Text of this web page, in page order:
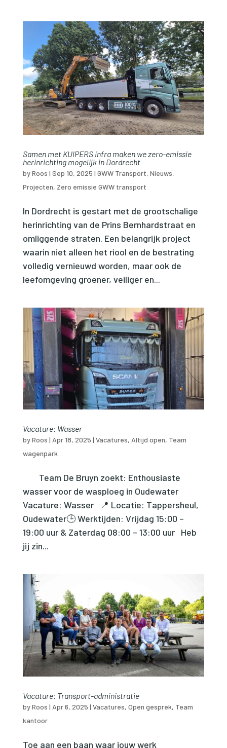
Samen met KUIPERS infra maken we zero-emissie
herinrichting mogelijk in Dordrecht
byRoos | Sep 10, 2025 | GWW Transport, Nieuws,
Projecten, Zero emissie GWW transport
In Dordrecht is gestart met de grootschalige
herinrichting van de Prins Bernhardstraat en
omliggende straten. Een belangrijk project
waarin niet alleen het riool en de bestrating
volledig vernieuwd worden, maar ook de
leefomgeving groener, veiliger en...
Vacature: Wasser
byRoos | Apr 18, 2025 | Vacatures, Altijd open, Team
wagenpark
Team De Bruyn zoekt: Enthousiaste
wasser voor de wasploeg in Oudewater
Vacature: Wasser 📍 Locatie: Tappersheul,
Oudewater🕒 Werktijden: Vrijdag 15:00 –
19:00 uur & Zaterdag 08:00 – 13:00 uur Heb
jij zin...
Vacature: Transport-administratie
byRoos | Apr 6, 2025 | Vacatures, Open gesprek, Team
kantoor
Toe aan een baan waar jouw werk